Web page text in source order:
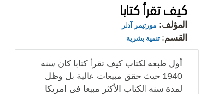
كيف تقرأ كتابا
المؤلف: مورتيمر آدلر
القسم: تنمية بشرية
أول طبعه لكتاب كيف تقرأ كتابا كان سنه
1940 حيث حقق مبيعات عالية بل وظل
لمدة سنه الكتاب الأكثر مبيعا فى امريكا